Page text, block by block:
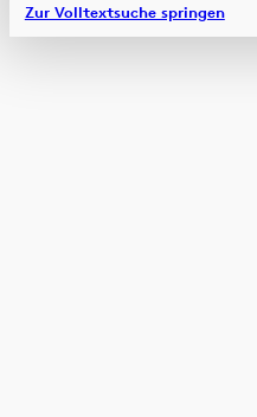
Zur Volltextsuche springen